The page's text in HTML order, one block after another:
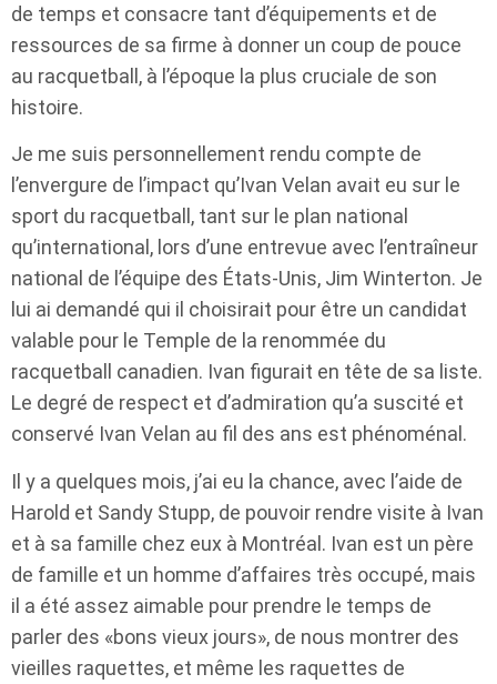
de temps et consacre tant d’équipements et de
ressources de sa firme à donner un coup de pouce
au racquetball, à l’époque la plus cruciale de son
histoire.
Je me suis personnellement rendu compte de
l’envergure de l’impact qu’Ivan Velan avait eu sur le
sport du racquetball, tant sur le plan national
qu’international, lors d’une entrevue avec l’entraîneur
national de l’équipe des États-Unis, Jim Winterton. Je
lui ai demandé qui il choisirait pour être un candidat
valable pour le Temple de la renommée du
racquetball canadien. Ivan figurait en tête de sa liste.
Le degré de respect et d’admiration qu’a suscité et
conservé Ivan Velan au fil des ans est phénoménal.
Il y a quelques mois, j’ai eu la chance, avec l’aide de
Harold et Sandy Stupp, de pouvoir rendre visite à Ivan
et à sa famille chez eux à Montréal. Ivan est un père
de famille et un homme d’affaires très occupé, mais
il a été assez aimable pour prendre le temps de
parler des «bons vieux jours», de nous montrer des
vieilles raquettes, et même les raquettes de